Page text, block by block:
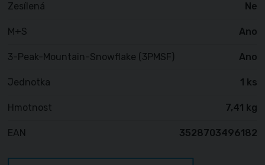
Zesílená Ne
M+S Ano
3-Peak-Mountain-Snowflake (3PMSF) Ano
Jednotka 1 ks
Hmotnost 7,41 kg
EAN 3528703496182